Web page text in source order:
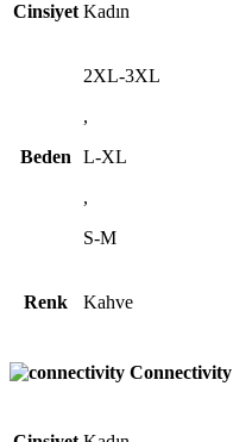
Cinsiyet Kadın
Beden
2XL-3XL
,
L-XL
,
S-M
Renk Kahve
Connectivity